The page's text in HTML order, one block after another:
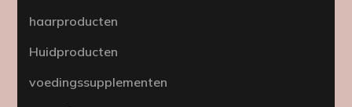
haarproducten
Huidproducten
voedingssupplementen